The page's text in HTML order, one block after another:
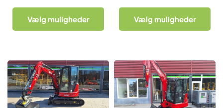
Vælg muligheder Vælg muligheder
Prisinterval:
205.000,00 kr.
til
230.000,00 kr.
Dette
vare
har
flere